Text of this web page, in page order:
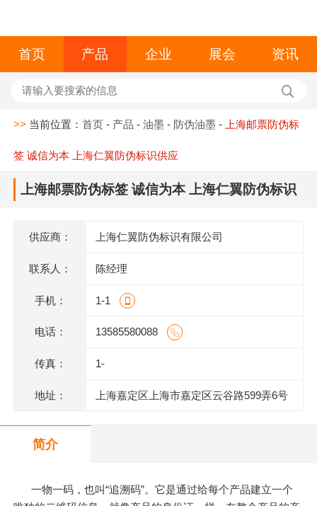
首页 产品 企业 展会 资讯
>> 当前位置：首页 - 产品 -油墨 - 防伪油墨 - 上海邮票防伪标
签 诚信为本 上海仁翼防伪标识供应
上海邮票防伪标签 诚信为本 上海仁翼防伪标识
供应商： 上海仁翼防伪标识有限公司
联系人： 陈经理
手机： 1-1
电话： 13585580088
传真： 1-
地址： 上海嘉定区上海市嘉定区云谷路599弄6号
简介
一物一码，也叫“追溯码”。它是通过给每个产品建立一个